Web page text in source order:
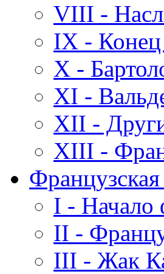
VIII -
IX - Конец
X -
XI -
XII -
XIII -
I - Начало
II -
III - Жак